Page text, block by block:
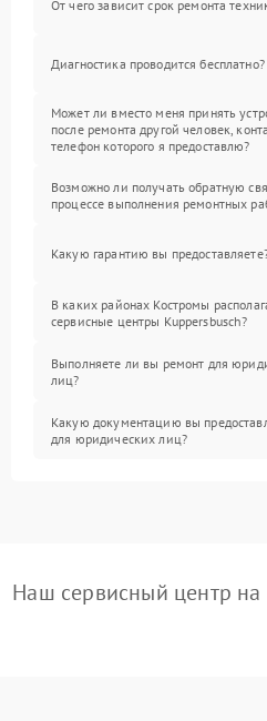
От чего зависит срок ремонта
Диагностика проводится бесплатно?
Может ли вместо меня принять
после ремонта другой человек,
телефон которого я предоставлю?
Возможно ли получать обратную
процессе выполнения ремонтных
Какую гарантию вы
В каких районах Костромы
сервисные центры Kuppersbusch?
Выполняете ли вы ремонт для
лиц?
Какую документацию вы
для юридических лиц?
Наш сервисный центр